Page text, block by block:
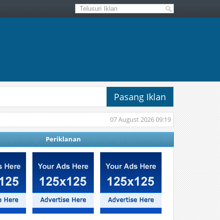
Pasang Iklan
07 August 2026 09:19
Periklanan